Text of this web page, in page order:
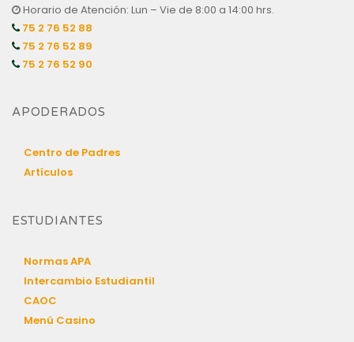
Horario de Atención: Lun – Vie de 8:00 a 14:00 hrs.
75 2 76 52 88
75 2 76 52 89
75 2 76 52 90
APODERADOS
Centro de Padres
Artículos
ESTUDIANTES
Normas APA
Intercambio Estudiantil
CAOC
Menú Casino